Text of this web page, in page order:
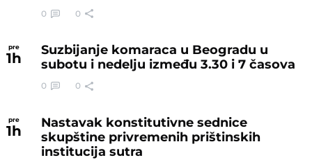
0 0
pre
1h
Suzbijanje komaraca u Beogradu u
subotu i nedelju između 3.30 i 7 časova
0 0
pre
1h
Nastavak konstitutivne sednice
skupštine privremenih prištinskih
institucija sutra